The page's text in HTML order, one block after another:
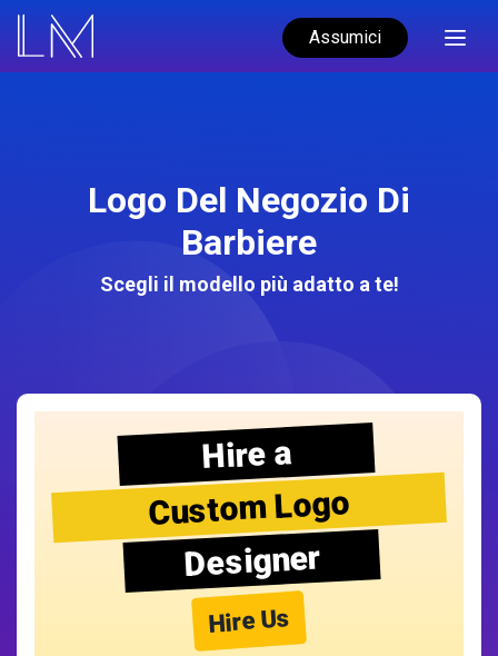
Assumici
Logo Del Negozio Di
Barbiere
Scegli il modello più adatto a te!
Hire a
Custom Logo
Designer
Hire Us